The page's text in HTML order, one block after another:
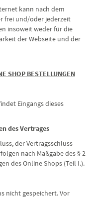
kann nach dem
frei und/oder jederzeit
insoweit weder für die
der Webseite und der
SHOP BESTELLUNGEN
Eingangs dieses
des Vertrages
der Vertragsschluss
nach Maßgabe des § 2
des Online Shops (Teil I.).
nicht gespeichert. Vor